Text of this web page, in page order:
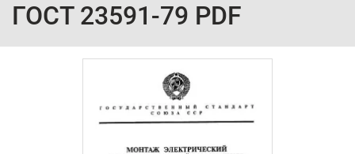
ГОСТ 23591-79 PDF